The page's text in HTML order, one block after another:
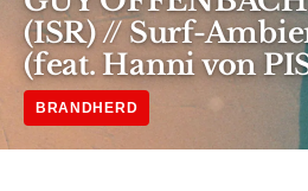
(ISR) // Surf-
(feat. Hanni von
BRANDHERD